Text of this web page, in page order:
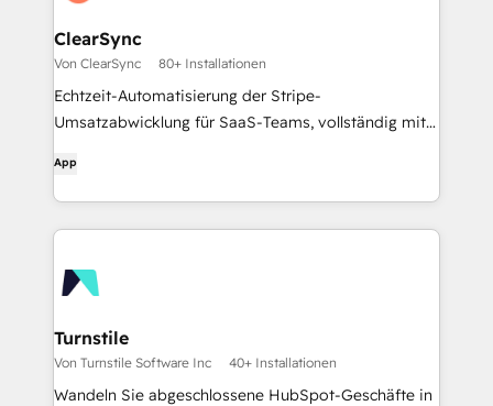
ClearSync
Von ClearSync 80+ Installationen
Echtzeit-Automatisierung der Stripe-
Umsatzabwicklung für SaaS-Teams, vollständig mit
App
Turnstile
Von Turnstile Software Inc 40+ Installationen
Wandeln Sie abgeschlossene HubSpot-Geschäfte in